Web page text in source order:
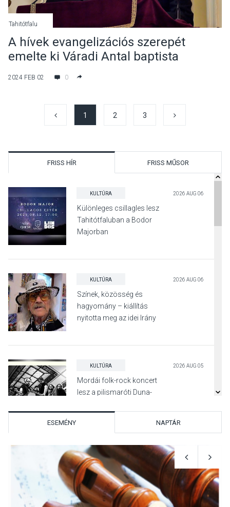
Tahitótfalu
A hívek evangelizációs szerepét
emelte ki Váradi Antal baptista
2024 FEB 02 0
1 2 3
FRISS HÍR FRISS MŰSOR
KULTÚRA 2026 AUG 06
Különleges csillagles lesz
Tahitótfaluban a Bodor
Majorban
KULTÚRA 2026 AUG 06
Színek, közösség és
hagyomány – kiállítás
nyitotta meg az idei Irány
KULTÚRA 2026 AUG 05
Mordái folk-rock koncert
lesz a pilismaróti Duna-
KULTÚRA 2026 AUG 05
Különleges nyári élményt
kínálnak a szabadtéri
előadások a Skanzenben
ESEMÉNY NAPTÁR